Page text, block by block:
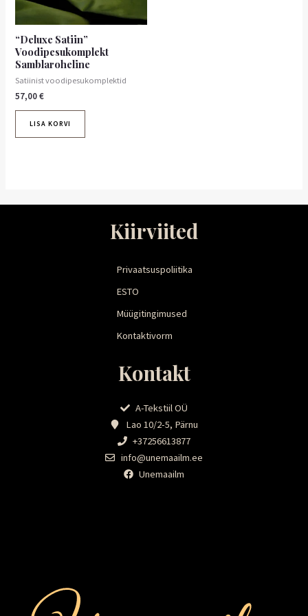
“Deluxe Satiin”
Voodipesukomplekt
Samblaroheline
Satiinist voodipesukomplektid
57,00€
LISA KORVI
Kiirviited
Privaatsuspoliitika
ESTO
Müügitingimused
Kontaktivorm
Kontakt
A-Tekstiil OÜ
Lao 10/2-5, Pärnu
+37256613877
info@unemaailm.ee
Unemaailm